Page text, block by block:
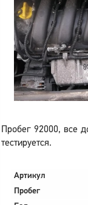
Пробег 92000,
тестируется.
Артикул
Пробег